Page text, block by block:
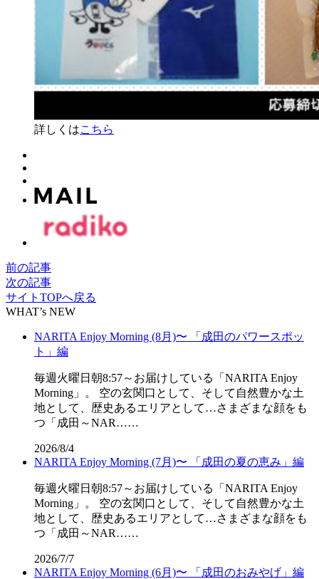
詳しくはこちら
前の記事
次の記事
サイトTOPへ戻る
WHAT’s NEW
NARITA Enjoy Morning (8月)〜 「成田のパワースポッ
ト」編
毎週火曜日朝8:57～お届けしている「NARITA Enjoy
Morning」。 空の玄関口として、そして自然豊かな土
地として、歴史あるエリアとして…さまざまな顔をも
つ「成田～NAR……
2026/8/4
NARITA Enjoy Morning (7月)〜 「成田の夏の恵み」編
毎週火曜日朝8:57～お届けしている「NARITA Enjoy
Morning」。 空の玄関口として、そして自然豊かな土
地として、歴史あるエリアとして…さまざまな顔をも
つ「成田～NAR……
2026/7/7
NARITA Enjoy Morning (6月)〜 「成田のおみやげ」編